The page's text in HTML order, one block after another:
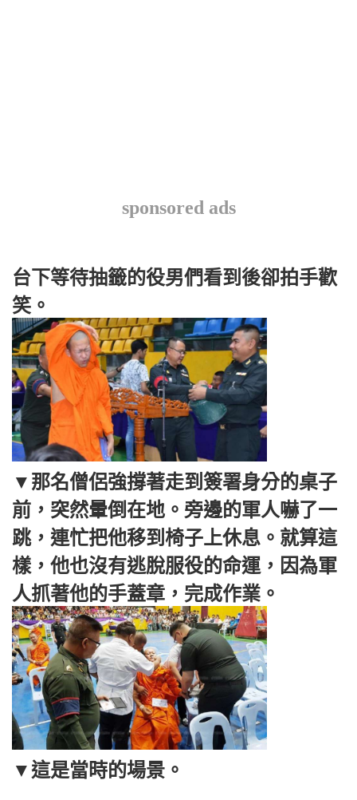
sponsored ads
台下等待抽籤的役男們看到後卻拍手歡
笑。
▼那名僧侶強撐著走到簽署身分的桌子
前，突然暈倒在地。旁邊的軍人嚇了一
跳，連忙把他移到椅子上休息。就算這
樣，他也沒有逃脫服役的命運，因為軍
人抓著他的手蓋章，完成作業。
▼這是當時的場景。